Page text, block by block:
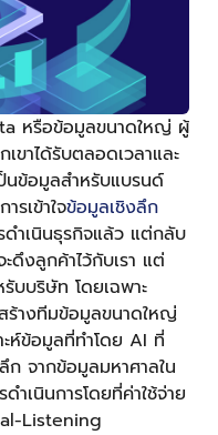
หรือข้อมูลขนาดใหญ่ ผู้
ขาได้รับตลอดเวลาและ
นข้อมูลสำหรับแบรนด์
รเข้าใจข้อมูลเชิงลึก
ดำเนินธุรกิจแล้ว แต่กลับ
ดึงลูกค้าไว้กับเรา แต่
บบริษัท โดยเฉพาะ
ร้างทีมข้อมูลขนาดใหญ่
ะห์ข้อมูลที่ทำโดย AI ที่
ก จากข้อมูลมหาศาลใน
ำเนินการโดยที่ค่าใช้จ่าย
Listening